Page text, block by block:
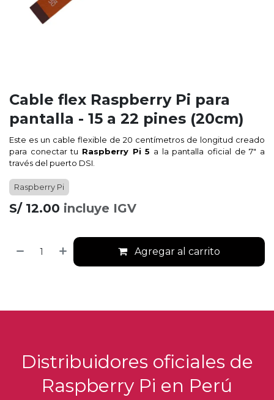
Cable flex Raspberry Pi para
pantalla - 15 a 22 pines (20cm)
Este es un cable flexible de 20 centímetros de longitud creado
para conectar tu Raspberry Pi 5 a la pantalla oficial de 7″ a
través del puerto DSI.
Raspberry Pi
S/ 12.00 incluye IGV
Agregar al carrito
Distribuidores oficiales de
Raspberry Pi en Perú